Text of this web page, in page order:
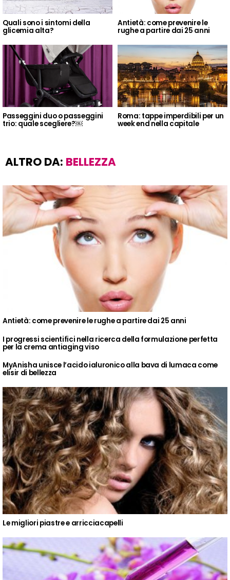
Quali sono i sintomi della
glicemia alta?
Antietà: come prevenire le
rughe a partire dai 25 anni
Passeggini duo o passeggini
trio: quale scegliere?￼
Roma: tappe imperdibili per un
week end nella capitale
ALTRO DA: BELLEZZA
Antietà: come prevenire le rughe a partire dai 25 anni
I progressi scientifici nella ricerca della formulazione perfetta
per la crema antiaging viso
MyAnisha unisce l’acido ialuronico alla bava di lumaca come
elisir di bellezza
Le migliori piastre e arricciacapelli